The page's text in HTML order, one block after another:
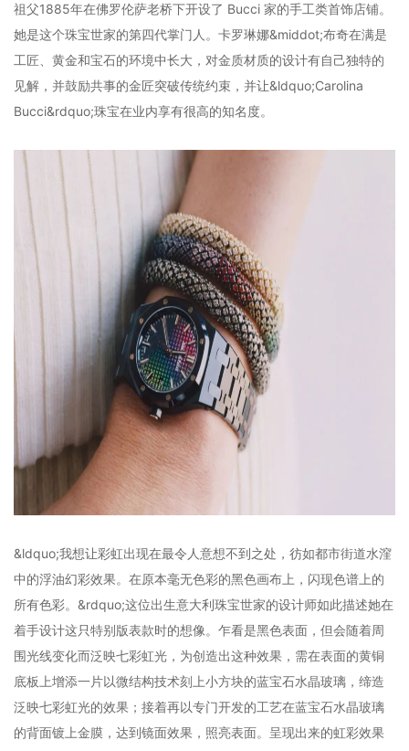
祖父1885年在佛罗伦萨老桥下开设了 Bucci 家的手工类首饰店铺。
她是这个珠宝世家的第四代掌门人。卡罗琳娜&middot;布奇在满是
工匠、黄金和宝石的环境中长大，对金质材质的设计有自己独特的
见解，并鼓励共事的金匠突破传统约束，并让&ldquo;Carolina
Bucci&rdquo;珠宝在业内享有很高的知名度。
&ldquo;我想让彩虹出现在最令人意想不到之处，彷如都市街道水漥
中的浮油幻彩效果。在原本毫无色彩的黑色画布上，闪现色谱上的
所有色彩。&rdquo;这位出生意大利珠宝世家的设计师如此描述她在
着手设计这只特别版表款时的想像。乍看是黑色表面，但会随着周
围光线变化而泛映七彩虹光，为创造出这种效果，需在表面的黄铜
底板上增添一片以微结构技术刻上小方块的蓝宝石水晶玻璃，缔造
泛映七彩虹光的效果；接着再以专门开发的工艺在蓝宝石水晶玻璃
的背面镀上金膜，达到镜面效果，照亮表面。呈现出来的虹彩效果